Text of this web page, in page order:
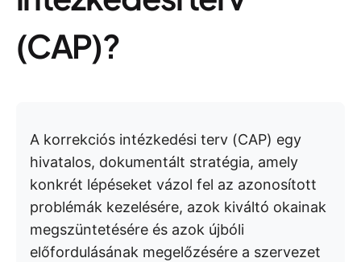
(CAP)?
A korrekciós intézkedési terv (CAP) egy
hivatalos, dokumentált stratégia, amely
konkrét lépéseket vázol fel az azonosított
problémák kezelésére, azok kiváltó okainak
megszüntetésére és azok újbóli
előfordulásának megelőzésére a szervezet